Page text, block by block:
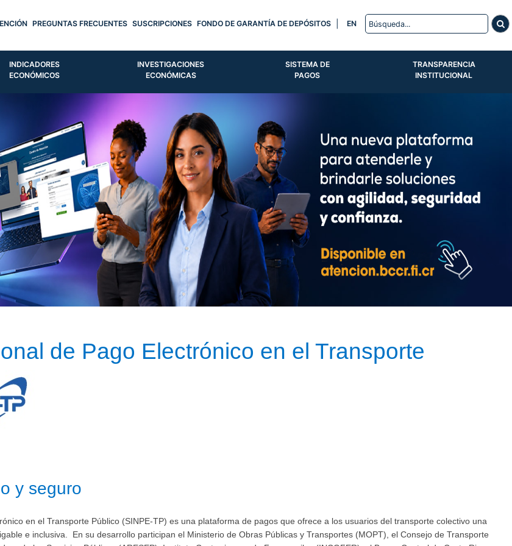
PREGUNTAS FRECUENTES SUSCRIPCIONES FONDO DE GARANTÍA DE DEPÓSITOS EN
INDICADORES
ECONÓMICOS
INVESTIGACIONES
ECONÓMICAS
SISTEMA DE
PAGOS
TRANSPARENCIA
INSTITUCIONAL
de ​Pago Electrónico en el Transporte
y seguro​
en el Transporte Público (SINPE-TP) es una plataforma de pagos que ofrece a los usuarios del transporte colectivo una
e inclusiva. En su desarrollo participan el Ministerio de Obras Públicas y Transportes (MOPT), el Consejo de Transporte